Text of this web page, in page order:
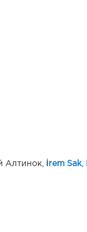
Алтинок, İrem Sak,